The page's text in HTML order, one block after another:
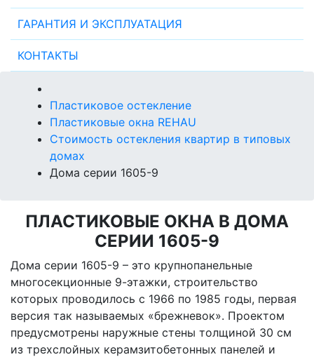
ГАРАНТИЯ И ЭКСПЛУАТАЦИЯ
КОНТАКТЫ
Пластиковое остекление
Пластиковые окна REHAU
Стоимость остекления квартир в типовых
домах
Дома серии 1605-9
ПЛАСТИКОВЫЕ ОКНА В ДОМА
СЕРИИ 1605-9
Дома серии 1605-9 – это крупнопанельные
многосекционные 9-этажки, строительство
которых проводилось с 1966 по 1985 годы, первая
версия так называемых «брежневок». Проектом
предусмотрены наружные стены толщиной 30 см
из трехслойных керамзитобетонных панелей и